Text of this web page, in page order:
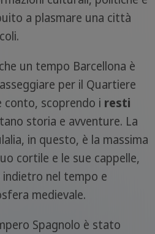
a plasmare una città
un tempo Barcellona è
per il Quartiere
conto, scoprendo i resti
storia e avventure. La
in questo, è la massima
cortile e le sue cappelle,
nel tempo e
medievale.
Spagnolo è stato